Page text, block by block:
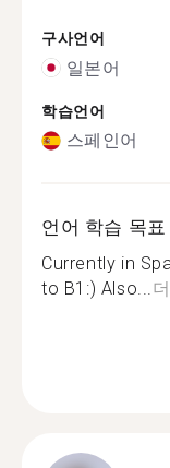
구사언어
일본어
학습언어
스페인어
언어 학습 목표
Currently in
to B1:) Also...